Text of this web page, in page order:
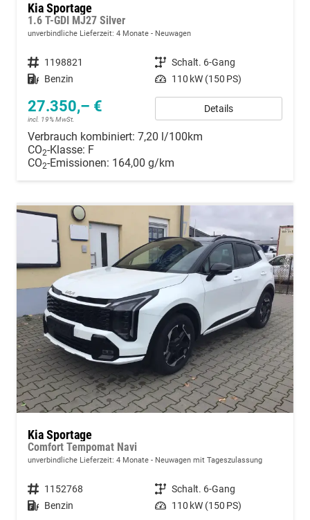
Kia Sportage
1.6 T-GDI MJ27 Silver
unverbindliche Lieferzeit: 4 Monate Neuwagen
Fahrzeugnummer 1198821 Getriebe Schalt. 6-Gang
Kraftstoff Benzin Leistung 110 kW (150 PS)
27.350,– €
incl. 19% MwSt.
Details
Verbrauch kombiniert: 7,20 l/100km
CO2-Klasse: F
CO2-Emissionen: 164,00 g/km
Kia Sportage
Comfort Tempomat Navi
unverbindliche Lieferzeit: 4 Monate Neuwagen mit Tageszulassung
Fahrzeugnummer 1152768 Getriebe Schalt. 6-Gang
Kraftstoff Benzin Leistung 110 kW (150 PS)